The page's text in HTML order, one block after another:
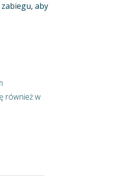
aby
również w